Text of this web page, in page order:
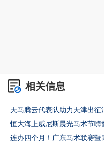
相关信息
天马腾云代表队助力天津出
恒大海上威尼斯晨光马术节嗨
连办四个月！广东马术联赛